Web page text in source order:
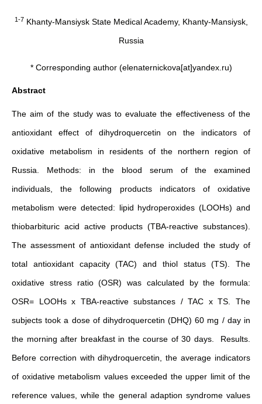
1-7 Khanty-Mansiysk State Medical Academy, Khanty-Mansiysk,
Russia
* Corresponding author (elenaternickova[at]yandex.ru)
Abstract
The aim of the study was to evaluate the effectiveness of the
antioxidant effect of dihydroquercetin on the indicators of
oxidative metabolism in residents of the northern region of
Russia. Methods: in the blood serum of the examined
individuals, the following products indicators of oxidative
metabolism were detected: lipid hydroperoxides (LOOHs) and
thiobarbituric acid active products (TBA-reactive substances).
The assessment of antioxidant defense included the study of
total antioxidant capacity (TAC) and thiol status (TS). The
oxidative stress ratio (OSR) was calculated by the formula:
OSR= LOOHs x TBA-reactive substances / TAC x TS. The
subjects took a dose of dihydroquercetin (DHQ) 60 mg / day in
the morning after breakfast in the course of 30 days. Results.
Before correction with dihydroquercetin, the average indicators
of oxidative metabolism values exceeded the upper limit of the
reference values, while the general adaption syndrome values